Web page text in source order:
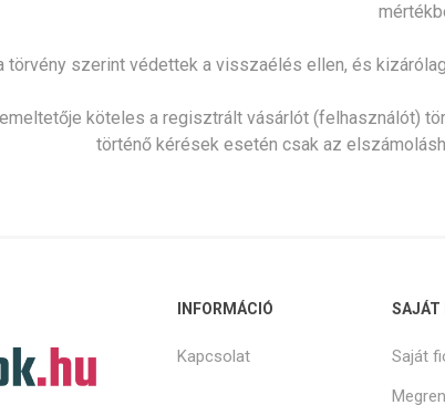
törvény szerint védettek a visszaélés ellen, és
köteles a regisztrált vásárlót (felhasználót)
történő kérések esetén csak az
INFORMÁCIÓ
Kapcsolat
SAJÁT
Saját